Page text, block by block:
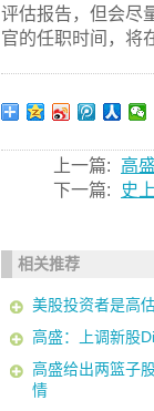
评估报告，但会尽
官的任职时间，将
上一篇:
高
下一篇:
史
相关推荐
美股投资者是高
高盛：上调新股
高盛给出两篮子
情